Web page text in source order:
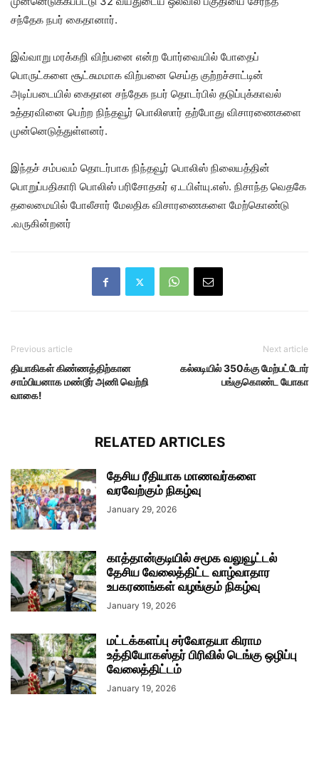
சந்தேக நபர் கைதானார்.
இவ்வாறு மரக்கறி விற்பனை என்ற போர்வையில் போதைப்
பொருட்களை சூட்சுமமாக விற்பனை செய்த குற்றச்சாட்டின்
அடிப்படையில் கைதான சந்தேக நபர் தொடர்பில் தடுப்புக்காவல்
உத்தரவினை பெற்ற நிந்தவூர் பொலிஸார் தற்போது விசாரணைகளை
முன்னெடுத்துள்ளனர்.
இந்தச் சம்பவம் தொடர்பாக நிந்தவூர் பொலிஸ் நிலையத்தின்
பொறுப்பதிகாரி பொலிஸ் பரிசோதகர் ஏ.டபிள்யு.எஸ். நிசாந்த வெதகே
தலைமையில் போலீசார் மேலதிக விசாரணைகளை மேற்கொண்டு
.வருகின்றனர்
Previous article
தியாகிகள் கிண்ணத்திற்கான
சாம்பியனாக மண்டூர் அணி வெற்றி
வாகை!
Next article
கல்லடியில் 350க்கு மேற்பட்டோர்
பங்குகொண்ட யோகா
RELATED ARTICLES
தேசிய ரீதியாக மாணவர்களை
வரவேற்கும் நிகழ்வு
January 29, 2026
காத்தான்குடியில் சமூக வலுவூட்டல்
தேசிய வேலைத்திட்ட வாழ்வாதார
உபகரணங்கள் வழங்கும் நிகழ்வு
January 19, 2026
மட்டக்களப்பு சர்வோதயா கிராம
உத்தியோகஸ்தர் பிரிவில் டெங்கு ஒழிப்பு
வேலைத்திட்டம்
January 19, 2026